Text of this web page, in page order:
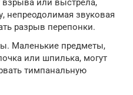
взрыва или выстрела,
непреодолимая звуковая
разрыв перепонки.
Маленькие предметы,
или шпилька, могут
тимпанальную